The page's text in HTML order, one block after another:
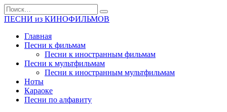
Перейти
к
Search
for:
ПЕСНИ из КИНОФИЛЬМОВ
Главная
Песни к фильмам
Песни к иностранным фильмам
Песни к мультфильмам
Песни к иностранным мультфильмам
Ноты
Караоке
Песни по алфавиту